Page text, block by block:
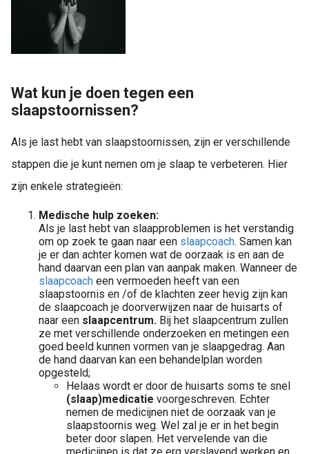
Wat kun je doen tegen een
slaapstoornissen?
Als je last hebt van slaapstoornissen, zijn er verschillende
stappen die je kunt nemen om je slaap te verbeteren. Hier
zijn enkele strategieën:
Medische hulp zoeken:
Als je last hebt van slaapproblemen is het verstandig
om op zoek te gaan naar een slaapcoach. Samen kan
je er dan achter komen wat de oorzaak is en aan de
hand daarvan een plan van aanpak maken. Wanneer de
slaapcoach een vermoeden heeft van een
slaapstoornis en /of de klachten zeer hevig zijn kan
de slaapcoach je doorverwijzen naar de huisarts of
naar een slaapcentrum. Bij het slaapcentrum zullen
ze met verschillende onderzoeken en metingen een
goed beeld kunnen vormen van je slaapgedrag. Aan
de hand daarvan kan een behandelplan worden
opgesteld;
Helaas wordt er door de huisarts soms te snel
(slaap)medicatie voorgeschreven. Echter
nemen de medicijnen niet de oorzaak van je
slaapstoornis weg. Wel zal je er in het begin
beter door slapen. Het vervelende van die